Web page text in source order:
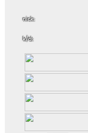
nick:
k/d: